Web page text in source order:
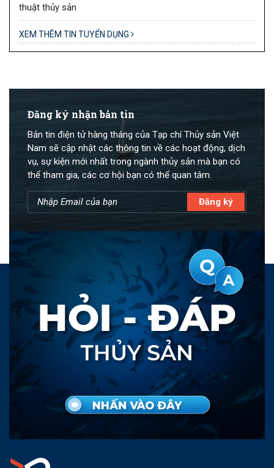
thuật thủy sản
XEM THÊM TIN TUYỂN DỤNG
Đăng ký nhận bản tin
Bản tin điện tử hàng tháng của Tạp chí Thủy sản Việt
Nam sẽ cập nhật các thông tin về các hoạt động, dịch
vụ, sự kiện mới nhất trong ngành thủy sản mà bạn có
thể tham gia, các cơ hội bạn có thể quan tâm.